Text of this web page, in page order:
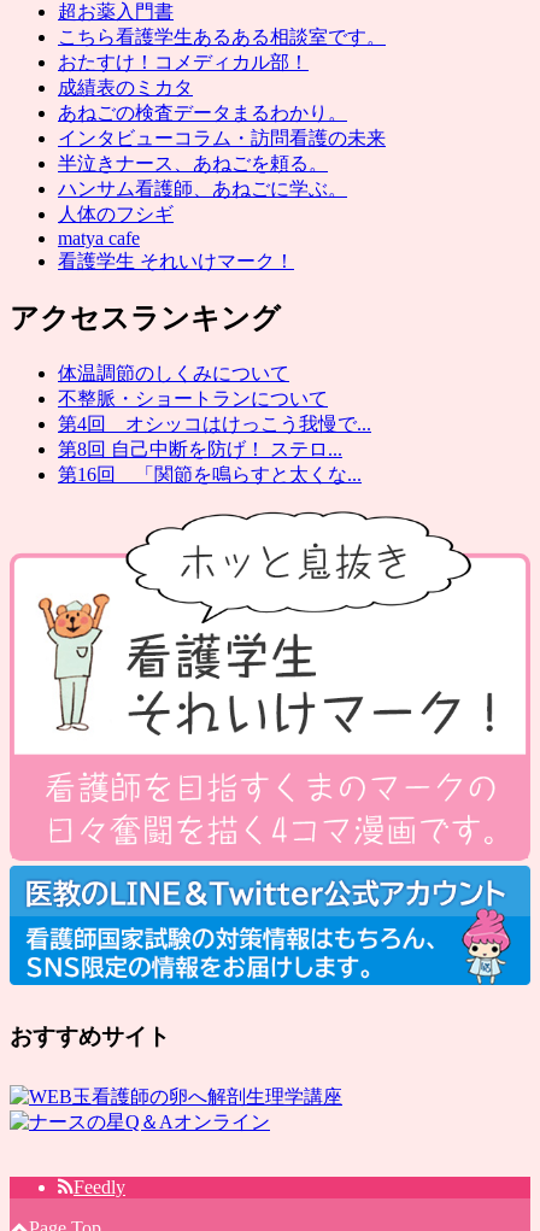
超お薬入門書
こちら看護学生あるある相談室です。
おたすけ！コメディカル部！
成績表のミカタ
あねごの検査データまるわかり。
インタビューコラム・訪問看護の未来
半泣きナース、あねごを頼る。
ハンサム看護師、あねごに学ぶ。
人体のフシギ
matya cafe
看護学生 それいけマーク！
アクセスランキング
体温調節のしくみについて
不整脈・ショートランについて
第4回 オシッコはけっこう我慢で...
第8回 自己中断を防げ！ ステロ...
第16回 「関節を鳴らすと太くな...
おすすめサイト
Feedly